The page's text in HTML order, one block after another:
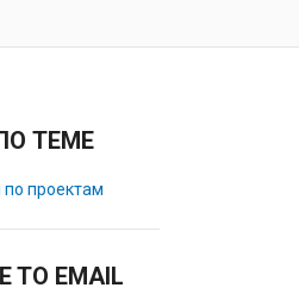
ТЕМЕ
проектам
TO EMAIL